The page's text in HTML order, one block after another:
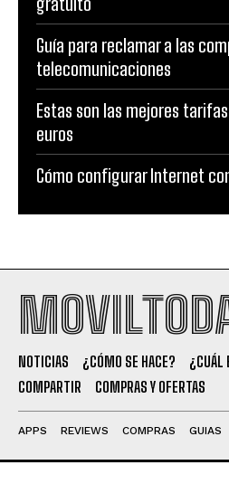
Guía para reclamar a las
telecomunicaciones
Estas son las mejores tarifas
euros
Cómo configurar Internet
NOTICIAS ¿CÓMO SE HACE?
¿CUÁL
COMPARTIR
COMPRAS Y OFERTAS
APPS REVIEWS COMPRAS GUIAS